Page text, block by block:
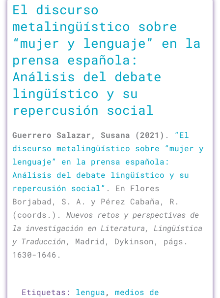
El discurso
metalingüístico sobre
“mujer y lenguaje” en la
prensa española:
Análisis del debate
lingüístico y su
repercusión social
Guerrero Salazar, Susana (2021) . “El
discurso metalingüístico sobre “mujer y
lenguaje” en la prensa española:
Análisis del debate lingüístico y su
repercusión social” . En Flores
Borjabad, S. A. y Pérez Cabaña, R.
(coords.). Nuevos retos y perspectivas de
la investigación en Literatura, Lingüística
y Traducción, Madrid, Dykinson, págs.
1630-1646.
Etiquetas: lengua, medios de